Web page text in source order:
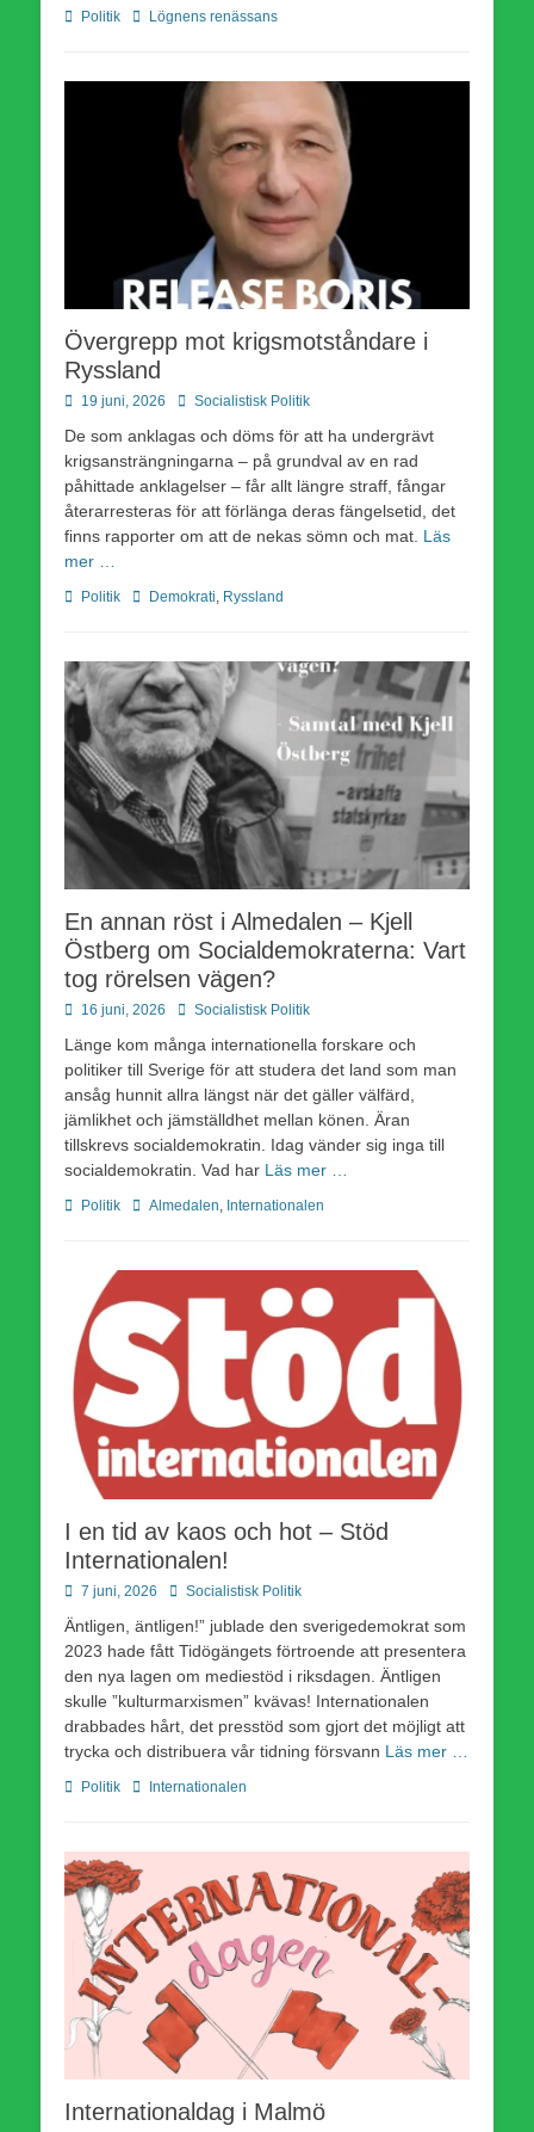
Kategorier
Politik Etiketter
Lögnens renässans
Övergrepp mot krigsmotståndare i
Ryssland
Publicerad
19 juni, 2026 Författare
Socialistisk Politik
De som anklagas och döms för att ha undergrävt
krigsansträngningarna – på grundval av en rad
påhittade anklagelser – får allt längre straff, fångar
återarresteras för att förlänga deras fängelsetid, det
finns rapporter om att de nekas sömn och mat. Läs
mer …
Kategorier
Politik Etiketter
Demokrati, Ryssland
En annan röst i Almedalen – Kjell
Östberg om Socialdemokraterna: Vart
tog rörelsen vägen?
Publicerad
16 juni, 2026 Författare
Socialistisk Politik
Länge kom många internationella forskare och
politiker till Sverige för att studera det land som man
ansåg hunnit allra längst när det gäller välfärd,
jämlikhet och jämställdhet mellan könen. Äran
tillskrevs socialdemokratin. Idag vänder sig inga till
socialdemokratin. Vad har Läs mer …
Kategorier
Politik Etiketter
Almedalen, Internationalen
I en tid av kaos och hot – Stöd
Internationalen!
Publicerad
7 juni, 2026 Författare
Socialistisk Politik
Äntligen, äntligen!” jublade den sverigedemokrat som
2023 hade fått Tidögängets förtroende att presentera
den nya lagen om mediestöd i riksdagen. Äntligen
skulle ”kulturmarxismen” kvävas! Internationalen
drabbades hårt, det presstöd som gjort det möjligt att
trycka och distribuera vår tidning försvann Läs mer …
Kategorier
Politik Etiketter
Internationalen
Internationaldag i Malmö